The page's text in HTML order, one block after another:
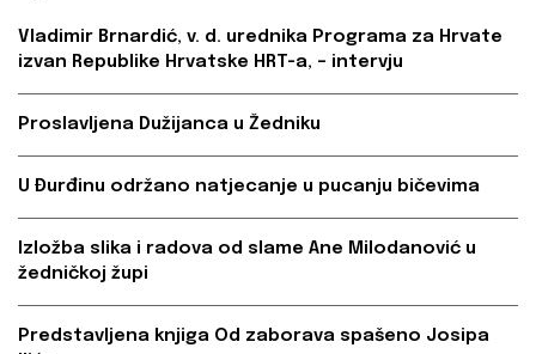
Vladimir Brnardić, v. d. urednika Programa za Hrvate
izvan Republike Hrvatske HRT-a, – intervju
Proslavljena Dužijanca u Žedniku
U Đurđinu održano natjecanje u pucanju bičevima
Izložba slika i radova od slame Ane Milodanović u
žedničkoj župi
Predstavljena knjiga Od zaborava spašeno Josipa